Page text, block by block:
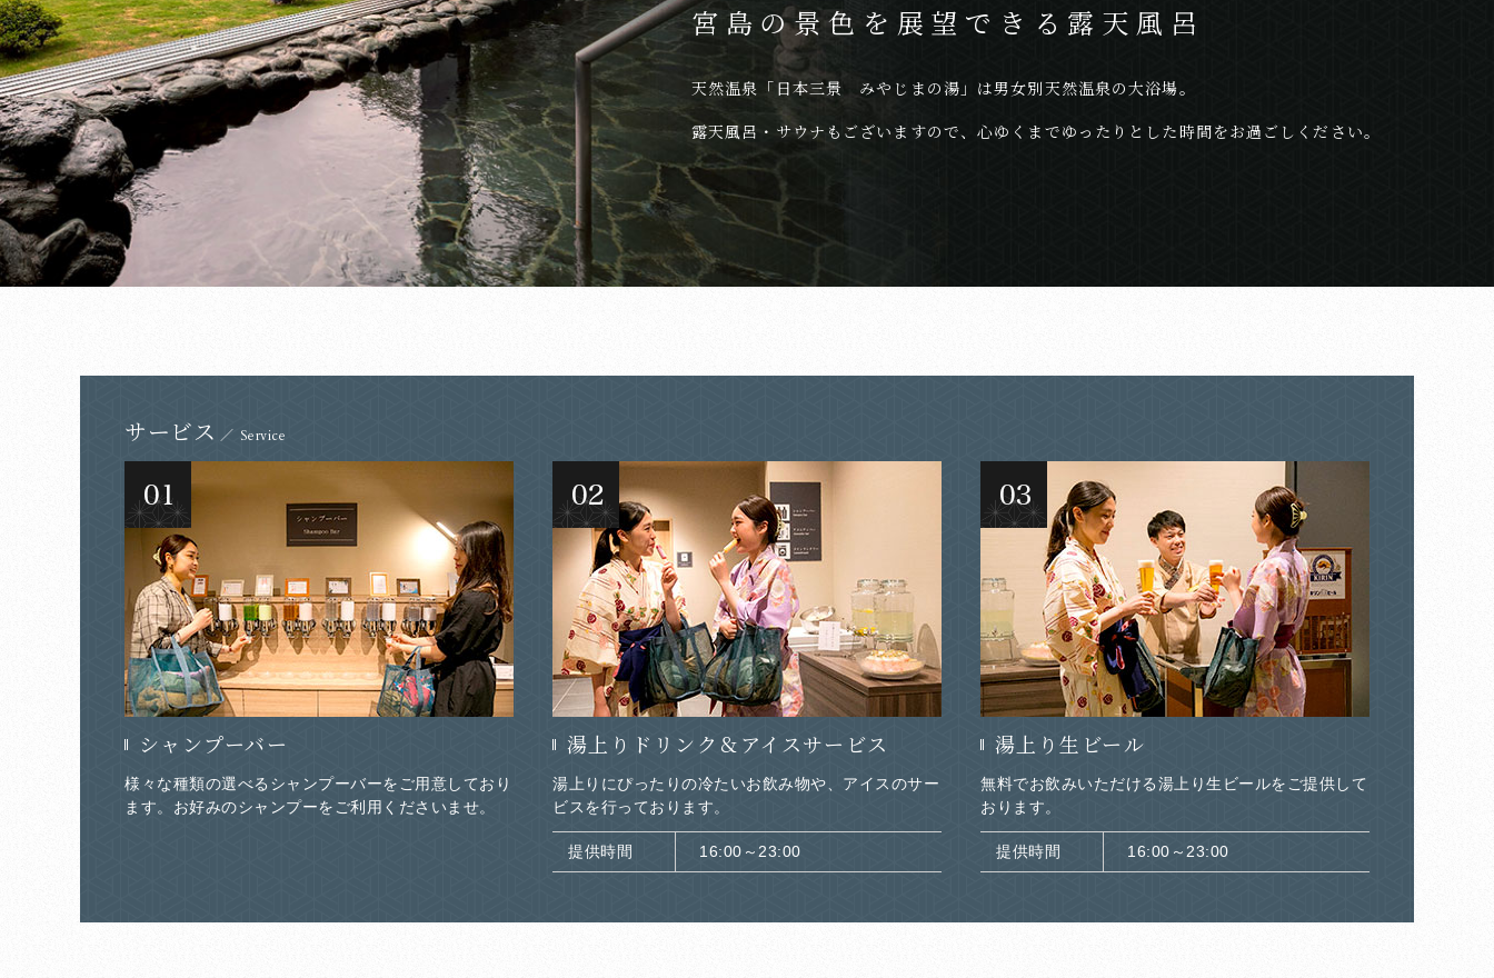
宮島の景色を展望できる 露天風呂
天然温泉「日本三景 みやじまの湯」は男女別天然温泉の大浴場。
露天風呂・サウナもございますので、心ゆくまでゆったりとした時間をお過ごしください。
サービス ／ Service
シャンプーバー
様々な種類の選べるシャンプーバーをご用意しており
ます。お好みのシャンプーをご利用くださいませ。
湯上りドリンク＆アイスサービス
湯上りにぴったりの冷たいお飲み物や、アイスのサー
ビスを行っております。
提供時間 16:00～23:00
湯上り生ビール
無料でお飲みいただける湯上り生ビールをご提供して
おります。
提供時間 16:00～23:00